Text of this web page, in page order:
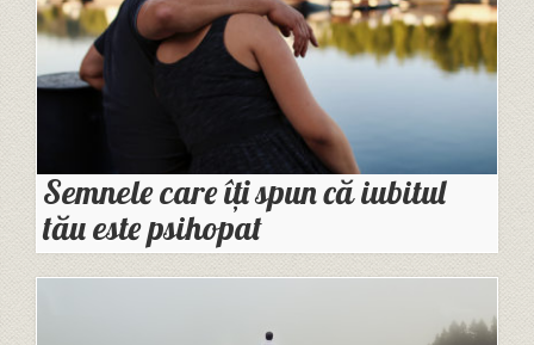
Semnele care îți spun că iubitul
tău este psihopat